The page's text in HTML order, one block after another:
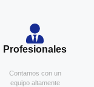
Profesionales
Contamos con un
equipo altamente